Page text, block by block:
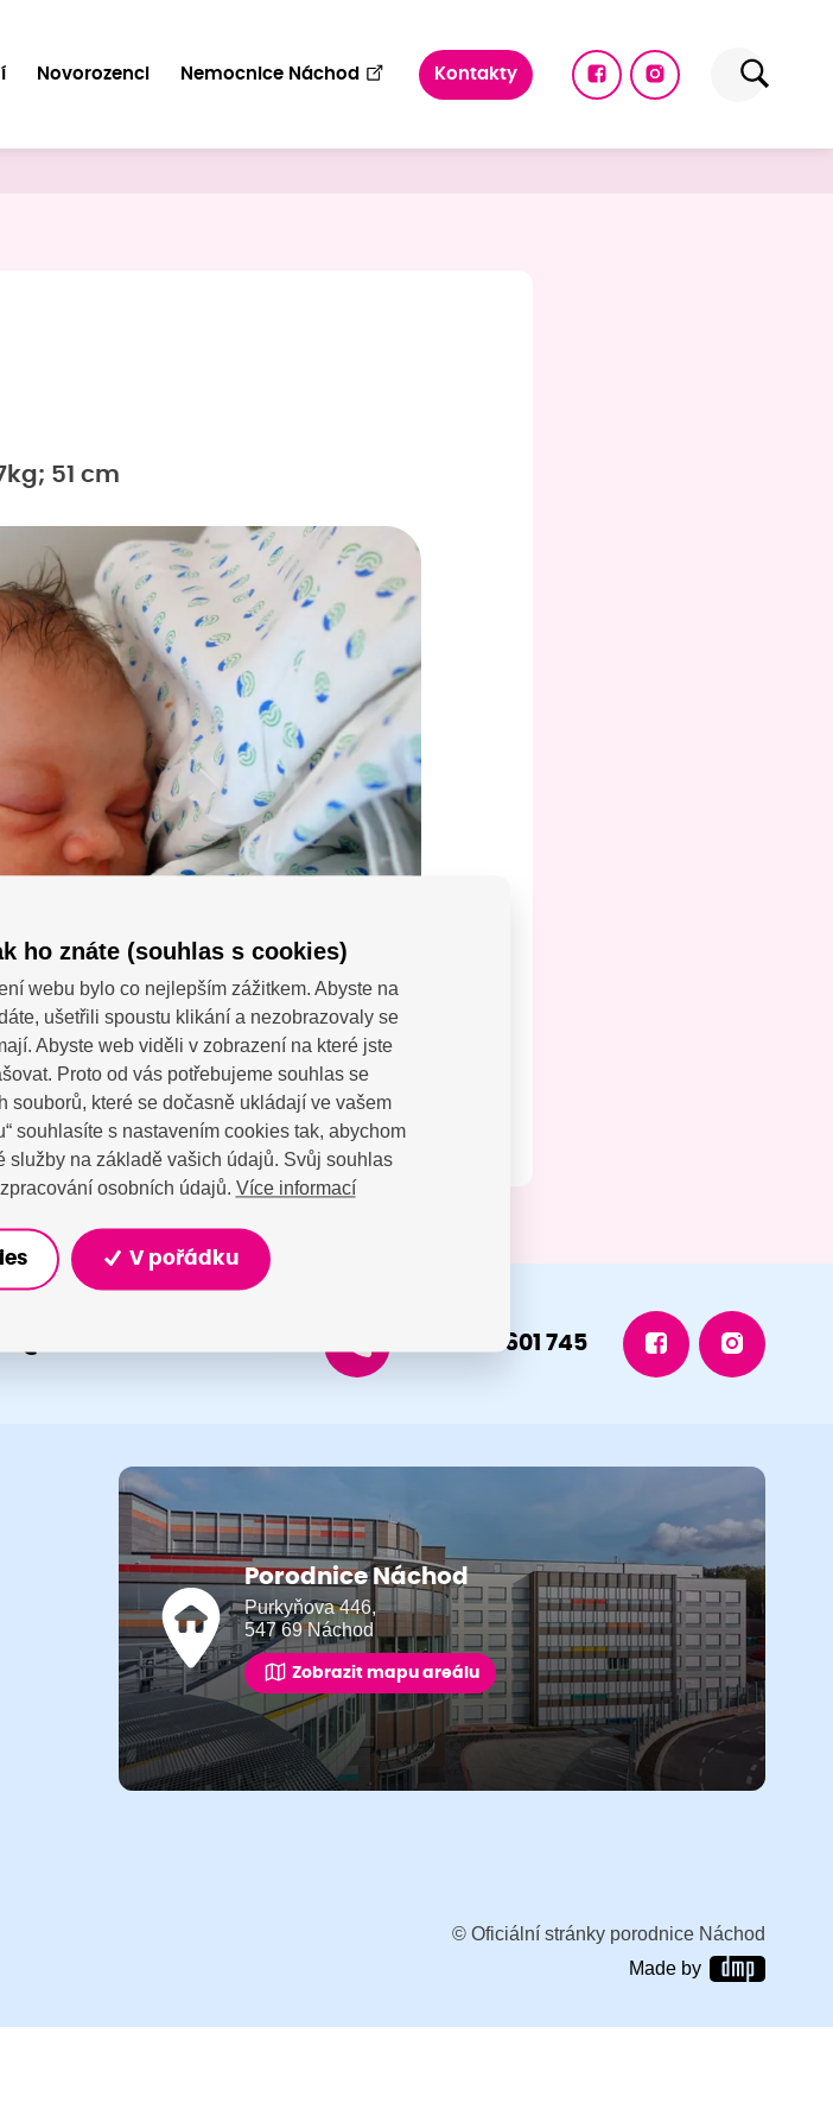
Novorozenci Nemocnice Náchod Kontakty
51 cm
SDÍLEJTE:
+420 491 601 745
Porodnice Náchod
Purkyňova 446,
547 69 Náchod
Zobrazit mapu areálu
© Oficiální stránky porodnice Náchod
Made by
ho znáte (souhlas s cookies)
webu bylo co nejlepším zážitkem. Abyste na
ušetřili spoustu klikání a nezobrazovaly se
Abyste web viděli v zobrazení na které jste
Proto od vás potřebujeme souhlas se
souborů, které se dočasně ukládají ve vašem
souhlasíte s nastavením cookies tak, abychom
služby na základě vašich údajů. Svůj souhlas
osobních údajů. Více informací
V pořádku